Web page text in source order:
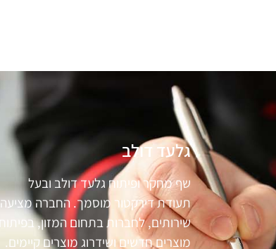
גלעד דולב
שף מחקר ופיתוח גלעד דולב ובעל
תעודת דירקטור מוסמך. החברה מציעה
שירותים, לחברות בתחום המזון, בפיתוח
מוצרים חדשים ושידרוג מוצרים קיימים.